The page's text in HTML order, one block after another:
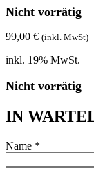
Nicht vorrätig
99,00 € (inkl. MwSt)
inkl. 19% MwSt.
Nicht vorrätig
IN
Name *